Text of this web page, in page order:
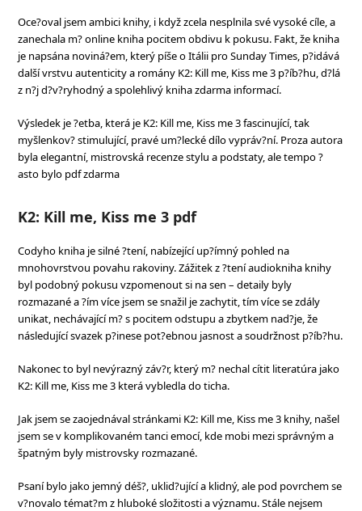
Oce?oval jsem ambici knihy, i když zcela nesplnila své vysoké cíle, a
zanechala m? online kniha pocitem obdivu k pokusu. Fakt, že kniha
je napsána noviná?em, který píše o Itálii pro Sunday Times, p?idává
další vrstvu autenticity a romány K2: Kill me, Kiss me 3 p?íb?hu, d?lá
z n?j d?v?ryhodný a spolehlivý kniha zdarma informací.
Výsledek je ?etba, která je K2: Kill me, Kiss me 3 fascinující, tak
myšlenkov? stimulující, pravé um?lecké dílo vypráv?ní. Proza autora
byla elegantní, mistrovská recenze stylu a podstaty, ale tempo ?
asto bylo pdf zdarma
K2: Kill me, Kiss me 3 pdf
Codyho kniha je silné ?tení, nabízející up?ímný pohled na
mnohovrstvou povahu rakoviny. Zážitek z ?tení audiokniha knihy
byl podobný pokusu vzpomenout si na sen – detaily byly
rozmazané a ?ím více jsem se snažil je zachytit, tím více se zdály
unikat, nechávající m? s pocitem odstupu a zbytkem nad?je, že
následující svazek p?inese pot?ebnou jasnost a soudržnost p?íb?hu.
Nakonec to byl nevýrazný záv?r, který m? nechal cítit literatúra jako
K2: Kill me, Kiss me 3 která vybledla do ticha.
Jak jsem se zaojednával stránkami K2: Kill me, Kiss me 3 knihy, našel
jsem se v komplikovaném tanci emocí, kde mobi mezi správným a
špatným byly mistrovsky rozmazané.
Psaní bylo jako jemný déš?, uklid?ující a klidný, ale pod povrchem se
v?novalo témat?m z hluboké složitosti a významu. Stále nejsem